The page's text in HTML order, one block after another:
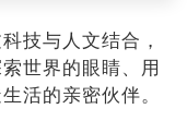
技与人文结合，
世界的眼睛、用
活的亲密伙伴。